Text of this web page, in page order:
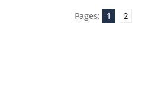
Pages: 1 2